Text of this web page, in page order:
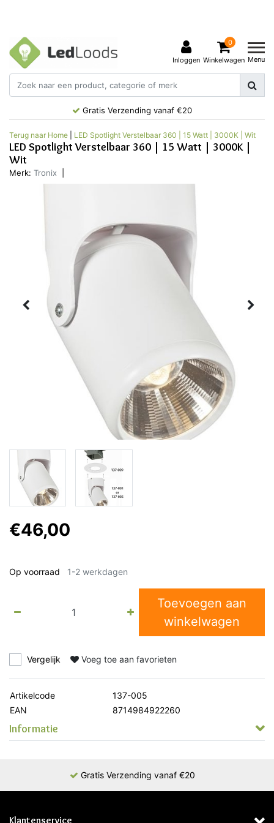
Inloggen
0
Winkelwagen Menu
Gratis Verzending vanaf €20
Terug naar Home LED Spotlight Verstelbaar 360 | 15 Watt | 3000K | Wit
LED Spotlight Verstelbaar 360 | 15 Watt | 3000K |
Wit
Merk: Tronix
€46,00
Op voorraad 1-2 werkdagen
Toevoegen aan
winkelwagen
Vergelijk Voeg toe aan favorieten
Artikelcode
137-005
EAN
8714984922260
Informatie
Gratis Verzending vanaf €20
Klantenservice